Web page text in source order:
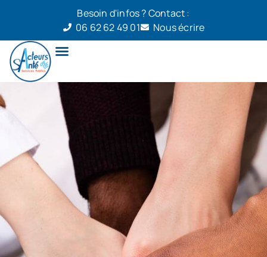
Besoin d'infos ? Contact :
06 62 62 49 01
Nous écrire